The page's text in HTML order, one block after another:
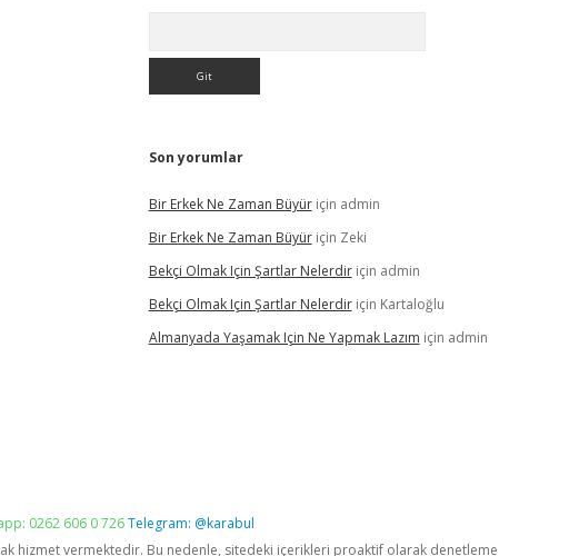
Son yorumlar
Bir Erkek Ne Zaman Büyüriçin admin
Bir Erkek Ne Zaman Büyüriçin Zeki
Bekçi Olmak Için Şartlar Nelerdiriçin admin
Bekçi Olmak Için Şartlar Nelerdiriçin Kartaloğlu
Almanyada Yaşamak Için Ne Yapmak Lazım için admin
0262 606 0 726Telegram: @karabul
hizmet vermektedir. Bu nedenle, sitedeki içerikleri proaktif olarak denetleme